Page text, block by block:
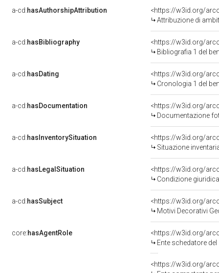
a-cd:hasAuthorshipAttribution
<https://w3id.org/
Attribuzione di
a-cd:hasBibliography
<https://w3id.org/
Bibliografia 1 del
a-cd:hasDating
<https://w3id.org/
Cronologia 1 del
a-cd:hasDocumentation
Documentazione
a-cd:hasInventorySituation
<https://w3id.org/
Situazione
a-cd:hasLegalSituation
Condizione
a-cd:hasSubject
<https://w3id.org/
Motivi Decorativi
core:hasAgentRole
<https://w3id.org/
Ente schedatore
<https://w3id.org/